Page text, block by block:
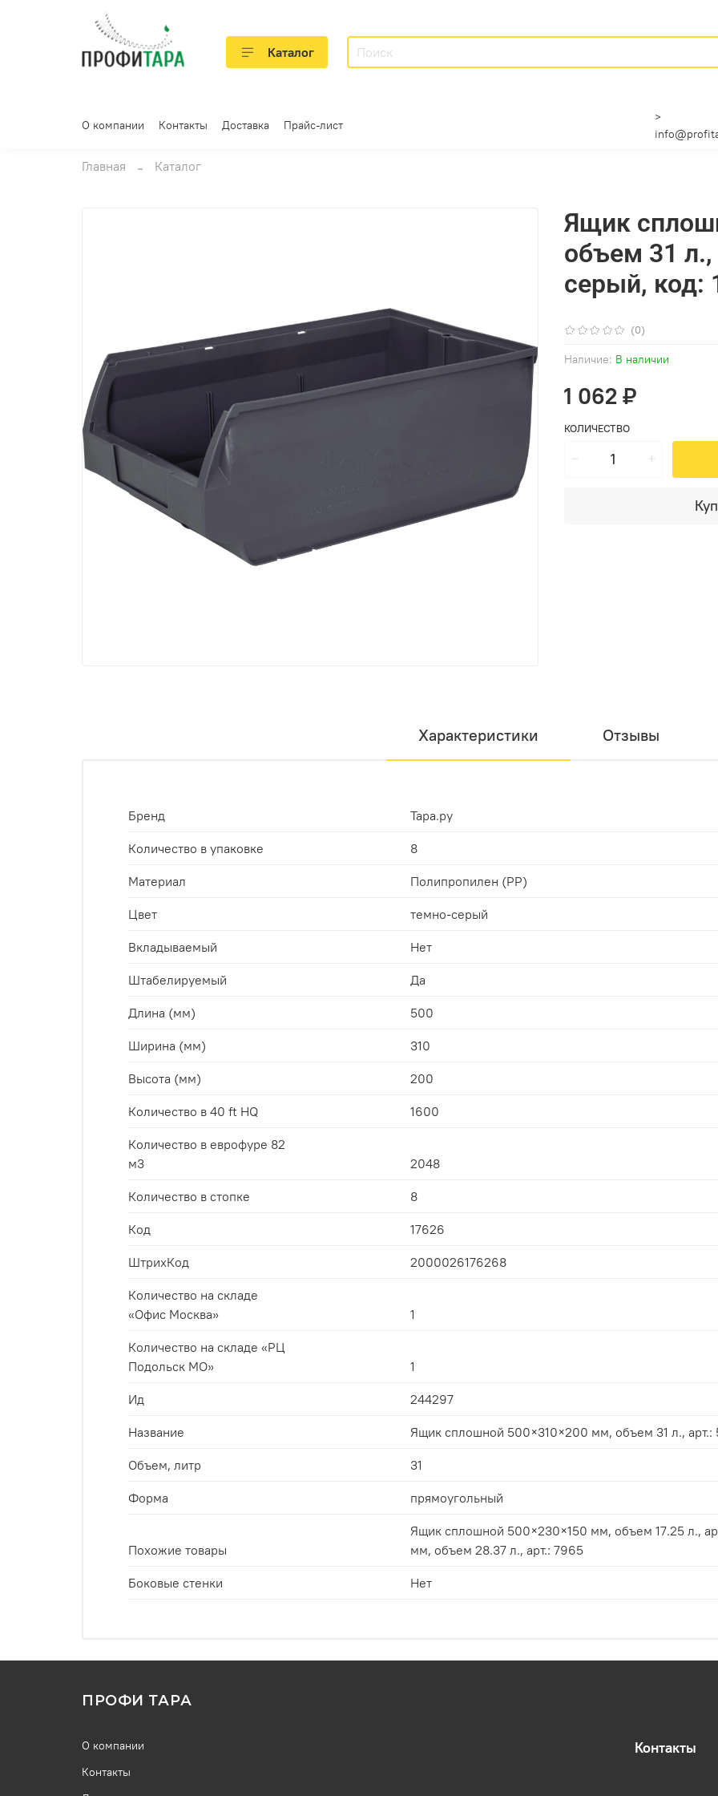
Каталог
О компании Контакты Доставка Прайс-лист
>
Главная Каталог
(0)
Наличие: В наличии
Ящик
объем 31 л.,
серый, код:
1 062 ₽
КОЛИЧЕСТВО
Характеристики Отзывы
Бренд Тара.ру
Количество в упаковке 8
Материал Полипропилен (PP)
Цвет темно-серый
Вкладываемый Нет
Штабелируемый Да
Длина (мм) 500
Ширина (мм) 310
Высота (мм) 200
Количество в 40 ft HQ 1600
Количество в еврофуре 82
м3
2048
Количество в стопке 8
Код 17626
ШтрихКод 2000026176268
Количество на складе
«Офис Москва»
1
Количество на складе «РЦ
Подольск МО»
1
Ид 244297
Название Ящик сплошной 500×310×200 мм, объем 31 л., арт.:
Объем, литр 31
Форма прямоугольный
Похожие товары
Ящик сплошной 500×230×150 мм, объем 17.25 л., арт.: 7964, Ящик сплошной
мм, объем 28.37 л., арт.: 7965
Боковые стенки Нет
ПРОФИ ТАРА
О компании
Контакты
Контакты